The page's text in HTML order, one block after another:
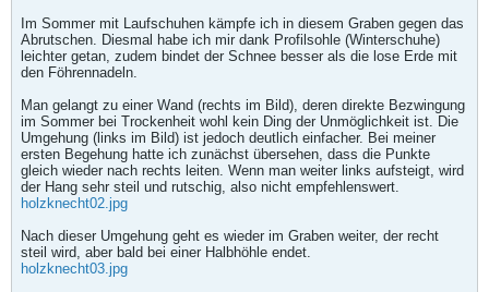
Im Sommer mit Laufschuhen kämpfe ich in diesem Graben gegen das
Abrutschen. Diesmal habe ich mir dank Profilsohle (Winterschuhe)
leichter getan, zudem bindet der Schnee besser als die lose Erde mit
den Föhrennadeln.
Man gelangt zu einer Wand (rechts im Bild), deren direkte Bezwingung
im Sommer bei Trockenheit wohl kein Ding der Unmöglichkeit ist. Die
Umgehung (links im Bild) ist jedoch deutlich einfacher. Bei meiner
ersten Begehung hatte ich zunächst übersehen, dass die Punkte
gleich wieder nach rechts leiten. Wenn man weiter links aufsteigt, wird
der Hang sehr steil und rutschig, also nicht empfehlenswert.
holzknecht02.jpg
Nach dieser Umgehung geht es wieder im Graben weiter, der recht
steil wird, aber bald bei einer Halbhöhle endet.
holzknecht03.jpg